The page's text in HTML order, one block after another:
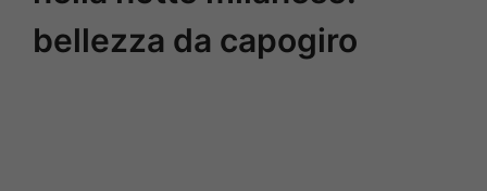
bellezza da capogiro